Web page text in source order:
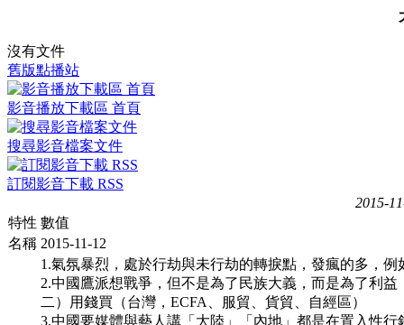
沒有文件
舊版點播站
影音播放下載區 首頁
搜尋影音檔案文件
訂閱影音下載 RSS
2015-
特性 數值
名稱 2015-11-12
1.氣氛暴烈，處於行劫與未行劫的轉捩點，發瘋的多，例
2.中國鷹派想戰爭，但不是為了民族大義，而是為了利
二）用錢買（台灣，ECFA、服貿、貨貿、自經區）
3.中國要媒體與藝人講「大陸」「內地」都是在置入性